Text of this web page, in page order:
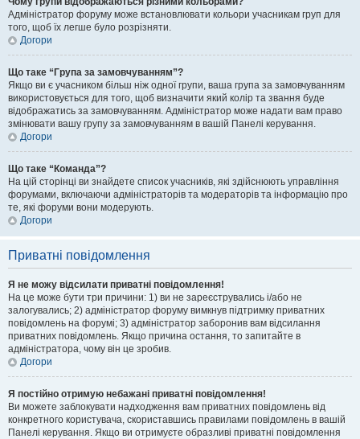
Адміністратор форуму може встановлювати кольори учасникам груп для
того, щоб їх легше було розрізняти.
Догори
Що таке “Група за замовчуванням”?
Якщо ви є учасником більш ніж одної групи, ваша група за замовчуванням
використовується для того, щоб визначити який колір та звання буде
відображатись за замовчуванням. Адміністратор може надати вам право
змінювати вашу групу за замовчуванням в вашій Панелі керування.
Догори
Що таке “Команда”?
На цій сторінці ви знайдете список учасників, які здійснюють управління
форумами, включаючи адміністраторів та модераторів та інформацію про
те, які форуми вони модерують.
Догори
Приватні повідомлення
Я не можу відсилати приватні повідомлення!
На це може бути три причини: 1) ви не зареєструвались і/або не
залогувались; 2) адміністратор форуму вимкнув підтримку приватних
повідомлень на форумі; 3) адміністратор заборонив вам відсилання
приватних повідомлень. Якщо причина остання, то запитайте в
адміністратора, чому він це зробив.
Догори
Я постійно отримую небажані приватні повідомлення!
Ви можете заблокувати надходження вам приватних повідомлень від
конкретного користувача, скориставшись правилами повідомлень в вашій
Панелі керування. Якщо ви отримуєте образливі приватні повідомлення